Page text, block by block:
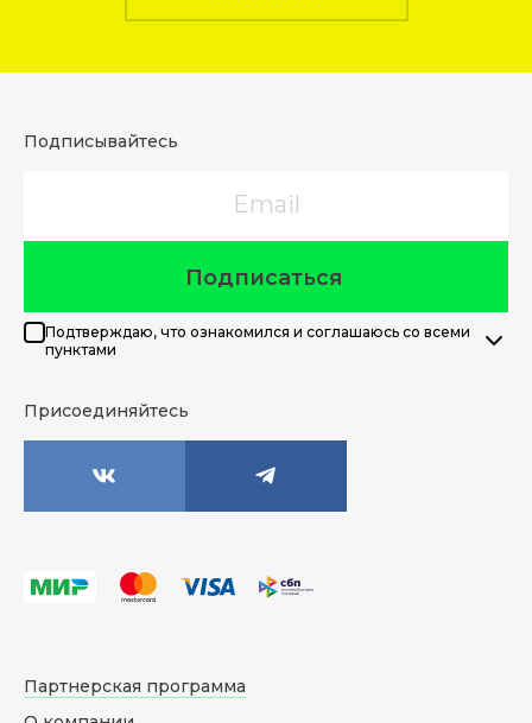
Подписывайтесь
Подписаться
Подтверждаю, что ознакомился и соглашаюсь со всеми
пунктами
Присоединяйтесь
Партнерская программа